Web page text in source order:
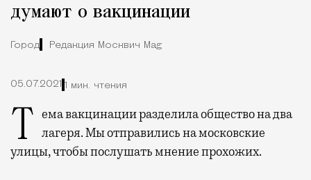
думают о вакцинации
Город Редакция Москвич Mag
05.07.2021 1 мин. чтения
Тема вакцинации разделила общество на два лагеря. Мы отправились на московские
улицы, чтобы послушать мнение прохожих.